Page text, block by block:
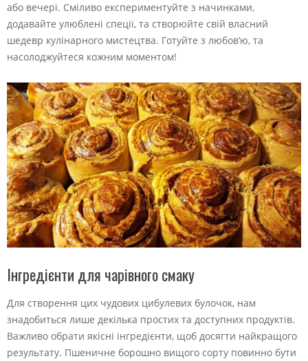
або вечері. Сміливо експериментуйте з начинками,
додавайте улюблені спеції, та створюйте свій власний
шедевр кулінарного мистецтва. Готуйте з любов’ю, та
насолоджуйтеся кожним моментом!
Інгредієнти для чарівного смаку
Для створення цих чудових цибулевих булочок, нам
знадобиться лише декілька простих та доступних продуктів.
Важливо обрати якісні інгредієнти, щоб досягти найкращого
результату. Пшеничне борошно вищого сорту повинно бути